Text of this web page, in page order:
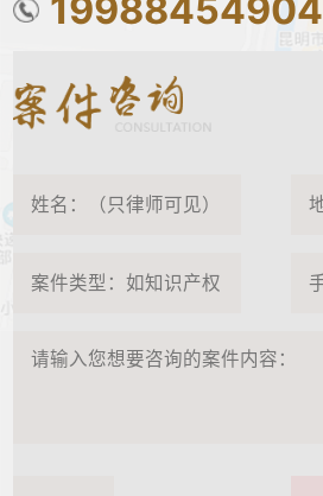
19988454904